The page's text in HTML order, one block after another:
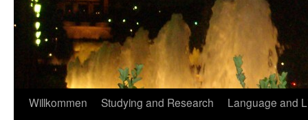
Skip
Willkommen Studying and Research
Language and